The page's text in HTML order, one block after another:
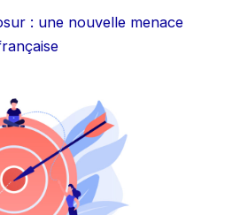
: une nouvelle menace